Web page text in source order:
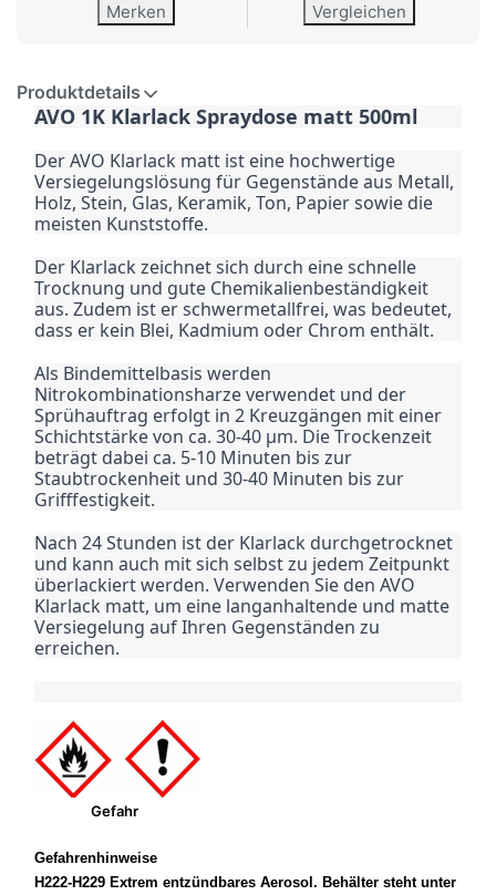
Merken Vergleichen
Produktdetails
AVO 1K Klarlack Spraydose matt 500ml
Der AVO Klarlack matt ist eine hochwertige
Versiegelungslösung für Gegenstände aus Metall,
Holz, Stein, Glas, Keramik, Ton, Papier sowie die
meisten Kunststoffe.
Der Klarlack zeichnet sich durch eine schnelle
Trocknung und gute Chemikalienbeständigkeit
aus. Zudem ist er schwermetallfrei, was bedeutet,
dass er kein Blei, Kadmium oder Chrom enthält.
Als Bindemittelbasis werden
Nitrokombinationsharze verwendet und der
Sprühauftrag erfolgt in 2 Kreuzgängen mit einer
Schichtstärke von ca. 30-40 μm. Die Trockenzeit
beträgt dabei ca. 5-10 Minuten bis zur
Staubtrockenheit und 30-40 Minuten bis zur
Grifffestigkeit.
Nach 24 Stunden ist der Klarlack durchgetrocknet
und kann auch mit sich selbst zu jedem Zeitpunkt
überlackiert werden. Verwenden Sie den AVO
Klarlack matt, um eine langanhaltende und matte
Versiegelung auf Ihren Gegenständen zu
erreichen.
Gefahr
Gefahrenhinweise
H222-H229 Extrem entzündbares Aerosol. Behälter steht unter